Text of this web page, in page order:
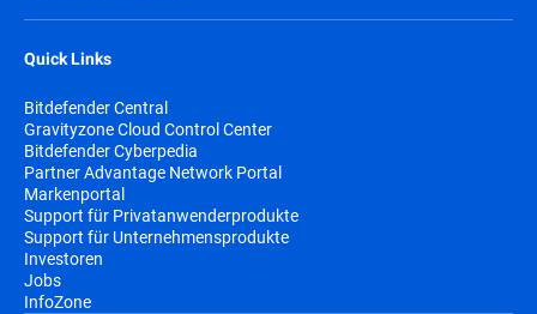
Quick Links
Bitdefender Central
Gravityzone Cloud Control Center
Bitdefender Cyberpedia
Partner Advantage Network Portal
Markenportal
Support für Privatanwenderprodukte
Support für Unternehmensprodukte
Investoren
Jobs
InfoZone